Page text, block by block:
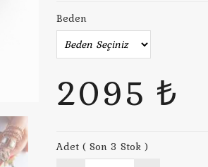
Beden
2095 ₺
Adet ( Son 3 Stok )